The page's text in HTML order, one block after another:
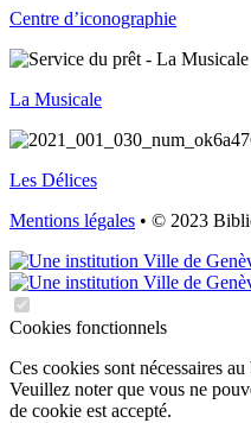
Centre d’iconographie
La Musicale
Les Délices
Mentions légales • © 2023
Cookies fonctionnels
Ces cookies sont nécessaires
Veuillez noter que vous ne
de cookie est accepté.